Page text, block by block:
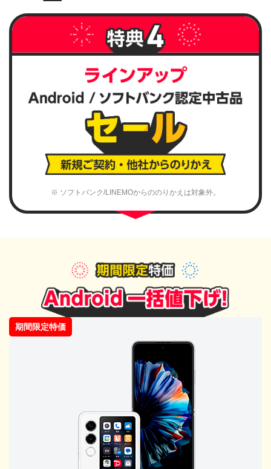
※ ソフトバンク/LINEMOからののりかえは対象外。
期間限定特価